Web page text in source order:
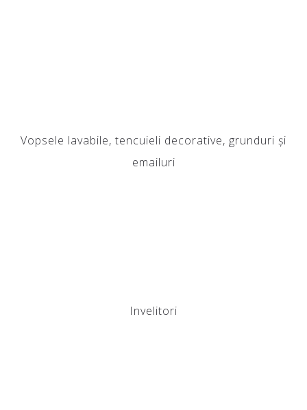
Vopsele lavabile, tencuieli decorative, grunduri și
emailuri
Invelitori